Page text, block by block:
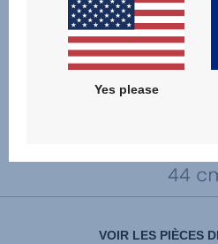
VOIR LES PIÈCES
Yes please